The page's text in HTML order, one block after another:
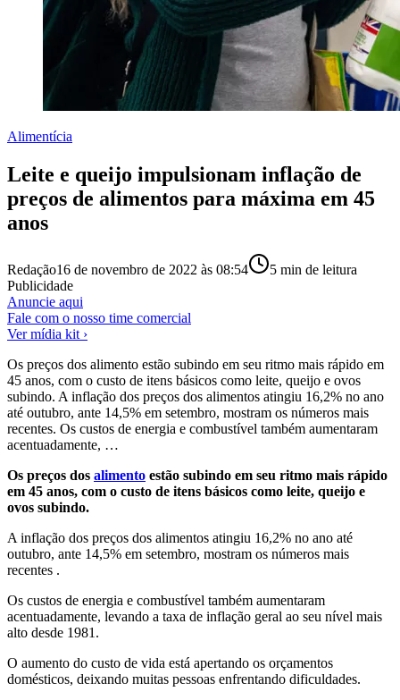
Alimentícia
Leite e queijo impulsionam inflação de
preços de alimentos para máxima em 45
anos
Redação16 de novembro de 2022 às 08:54 5 min de leitura
Publicidade
Anuncie aqui
Fale com o nosso time comercial
Ver mídia kit ›
Os preços dos alimento estão subindo em seu ritmo mais rápido em
45 anos, com o custo de itens básicos como leite, queijo e ovos
subindo. A inflação dos preços dos alimentos atingiu 16,2% no ano
até outubro, ante 14,5% em setembro, mostram os números mais
recentes. Os custos de energia e combustível também aumentaram
acentuadamente, …
Os preços dos alimento estão subindo em seu ritmo mais rápido
em 45 anos, com o custo de itens básicos como leite, queijo e
ovos subindo.
A inflação dos preços dos alimentos atingiu 16,2% no ano até
outubro, ante 14,5% em setembro, mostram os números mais
recentes .
Os custos de energia e combustível também aumentaram
acentuadamente, levando a taxa de inflação geral ao seu nível mais
alto desde 1981.
O aumento do custo de vida está apertando os orçamentos
domésticos, deixando muitas pessoas enfrentando dificuldades.